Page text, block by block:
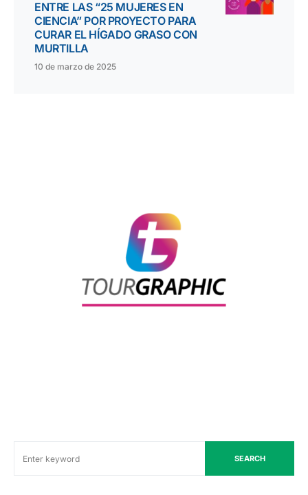
ENTRE LAS “25 MUJERES EN
CIENCIA” POR PROYECTO PARA
CURAR EL HÍGADO GRASO CON
MURTILLA
10 de marzo de 2025
SEARCH